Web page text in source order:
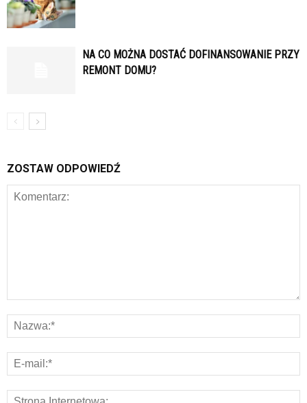
NA CO MOŻNA DOSTAĆ DOFINANSOWANIE PRZY
REMONT DOMU?
ZOSTAW ODPOWIEDŹ